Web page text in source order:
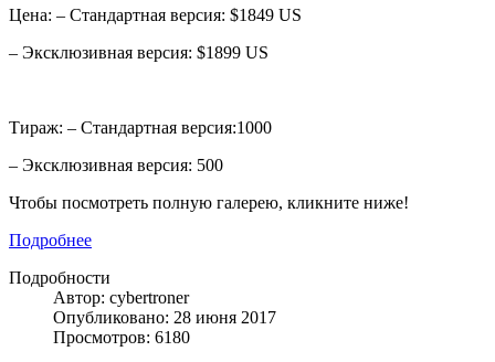
Цена: – Стандартная версия: $1849 US
– Эксклюзивная версия: $1899 US
Тираж: – Стандартная версия:1000
– Эксклюзивная версия: 500
Чтобы посмотреть полную галерею, кликните ниже!
Подробнее
Подробности
Автор: cybertroner
Опубликовано: 28 июня 2017
Просмотров: 6180